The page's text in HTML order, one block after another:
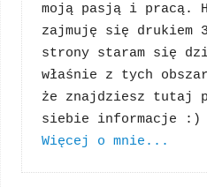
moją pasją i pracą.
zajmuję się drukiem
strony staram się
właśnie z tych
że znajdziesz tutaj
Więcej o mnie...